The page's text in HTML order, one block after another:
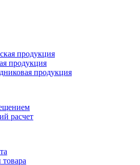
продукция
продукция
продукция
расчет